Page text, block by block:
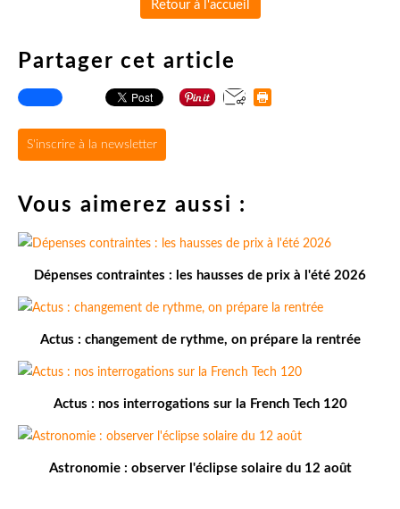
Retour à l'accueil
Partager cet article
S'inscrire à la newsletter
Vous aimerez aussi :
Dépenses contraintes : les hausses de prix à l'été 2026
Actus : changement de rythme, on prépare la rentrée
Actus : nos interrogations sur la French Tech 120
Astronomie : observer l'éclipse solaire du 12 août